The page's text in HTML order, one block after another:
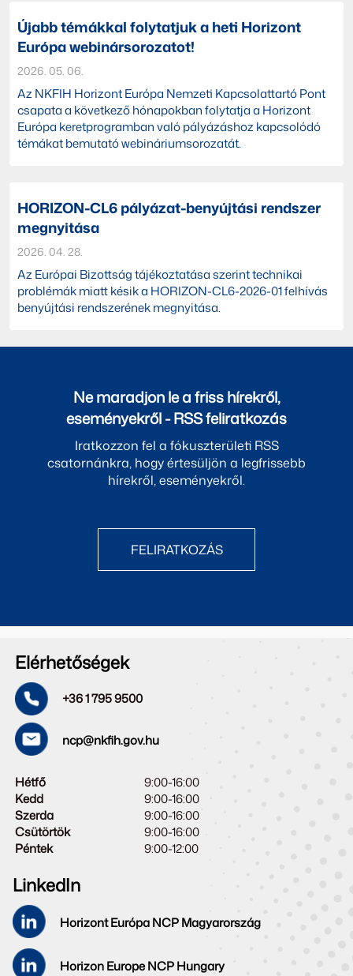
Újabb témákkal folytatjuk a heti Horizont
Európa webinársorozatot!
2026. 05. 06.
Az NKFIH Horizont Európa Nemzeti Kapcsolattartó Pont
csapata a következő hónapokban folytatja a Horizont
Európa keretprogramban való pályázáshoz kapcsolódó
témákat bemutató webináriumsorozatát.
HORIZON-CL6 pályázat-benyújtási rendszer
megnyitása
2026. 04. 28.
Az Európai Bizottság tájékoztatása szerint technikai
problémák miatt késik a HORIZON-CL6-2026-01 felhívás
benyújtási rendszerének megnyitása.
Ne maradjon le a friss hírekről,
eseményekről - RSS feliratkozás
Iratkozzon fel a fókuszterületi RSS
csatornánkra, hogy értesüljön a legfrissebb
hírekről, eseményekről.
FELIRATKOZÁS
Elérhetőségek
+36 1 795 9500
ncp@nkfih.gov.hu
Hétfő
9:00-16:00
Kedd
9:00-16:00
Szerda
9:00-16:00
Csütörtök
9:00-16:00
Péntek
9:00-12:00
LinkedIn
Horizont Európa NCP Magyarország
Horizon Europe NCP Hungary